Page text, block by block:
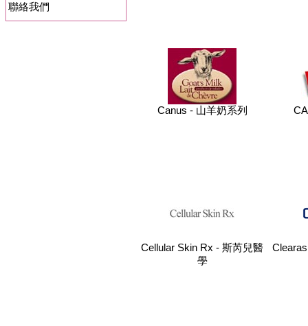
聯絡我們
Canus - 山羊奶系列
Cellular Skin Rx - 斯芮兒醫
學